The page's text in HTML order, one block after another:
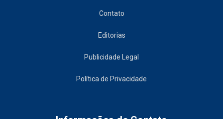
Contato
Editorias
Publicidade Legal
Política de Privacidade